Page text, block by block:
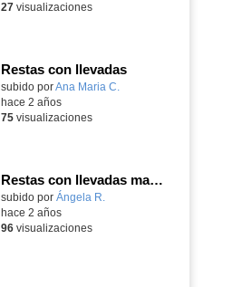
27visualizaciones
Restas con llevadas
Contenido educativo.
subido porAna Maria C.
hace 2 años
75visualizaciones
Restas con llevadas manipulativas
Contenido educativo.
subido por Ángela R.
hace 2 años
96visualizaciones